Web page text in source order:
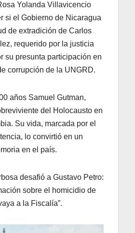
Yolanda Villavicencio
si el Gobierno de Nicaragua
de extradición de Carlos
requerido por la justicia
su presunta participación en
corrupción de la UNGRD.
años Samuel Gutman,
del Holocausto en
Su vida, marcada por el
lo convirtió en un
en el país.
desafió a Gustavo Petro:
sobre el homicidio de
a la Fiscalía”.